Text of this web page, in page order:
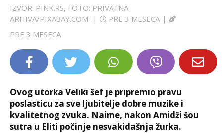
IZVOR: PINK.RS, FOTO: PRIVATNA
ARHIVA/PIXABAY.COM
| PRE 3 MESECA |
PRE 3 MESECA
Ovog utorka Veliki šef je pripremio pravu
poslasticu za sve ljubitelje dobre muzike i
kvalitetnog zvuka. Naime, nakon Amidži šou
sutra u Eliti počinje nesvakidašnja žurka.